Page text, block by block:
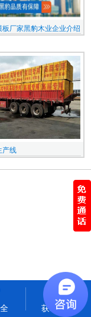
板厂家黑豹木业企业介绍
产线
获取报价